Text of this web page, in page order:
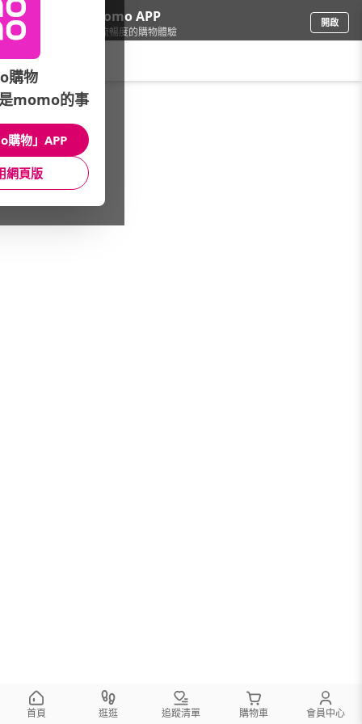
下載momo APP
給你3倍流暢度的購物體驗
開啟
生鮮/冷凍食品/品牌推薦
館長推薦 月銷量
首頁 逛逛 追蹤清單 購物車 會員中心
購物
momo的事
購物」APP
網頁版